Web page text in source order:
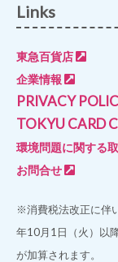
Links
東急百貨店
企業情報
PRIVACY
TOKYU CARD
環境問題に関する
お問合せ
※消費税法改正に伴
年10月1日（火）以
が加算されます。